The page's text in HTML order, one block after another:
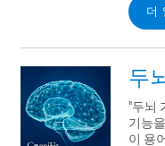
더
두
"두뇌
기능
이 용